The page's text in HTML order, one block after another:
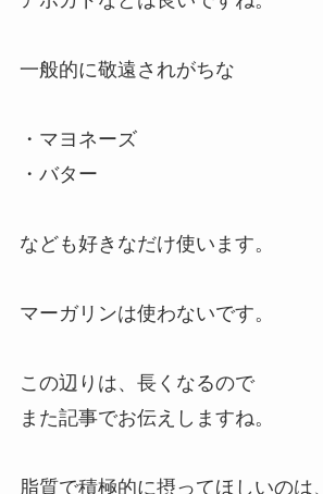
一般的に敬遠されがちな
・マヨネーズ
・バター
なども好きなだけ使います。
マーガリンは使わないです。
この辺りは、長くなるので
また記事でお伝えしますね。
脂質で積極的に摂ってほしいのは、